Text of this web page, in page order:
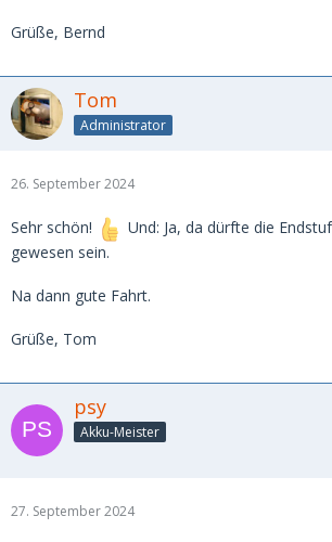
Grüße, Bernd
Tom
Administrator
26. September 2024
Sehr schön!
Und: Ja, da dürfte die
gewesen sein.
Na dann gute Fahrt.
Grüße, Tom
psy
Akku-Meister
27. September 2024